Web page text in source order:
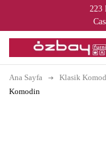
223
Ana Sayfa Klasik
Komodin